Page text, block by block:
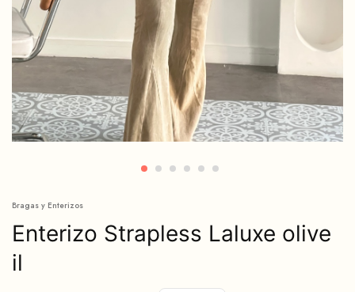
Bragas y Enterizos
Enterizo Strapless Laluxe olive
il